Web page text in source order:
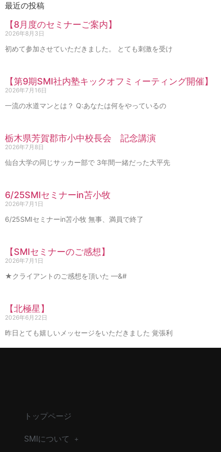
最近の投稿
【8月度のセミナーご案内】
2026年8月3日
初めて参加させていただきました。 とても刺激を受け
【第9期SMI社内塾キックオフミィーティング開催】
2026年7月16日
一流の水道マンとは？ Q:あなたは何をやっているの
栃木県芳賀郡市小中校長会 記念講演
2026年7月8日
仙台大学の同じサッカー部で 3年間一緒だった大平先
6/25SMIセミナーin苫小牧
2026年7月1日
6/25SMIセミナーin苫小牧 無事、満員で終了
【SMIセミナーのご感想】
2026年7月1日
★クライアントのご感想を頂いた —&#
【北極星】
2026年6月22日
昨日とても嬉しいメッセージをいただきました 覚張利
トップページ
SMIについて